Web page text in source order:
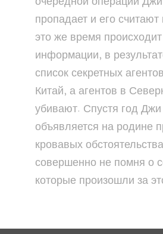
пропадает и его
это же время происходит
информации, в
список секретных
Китай, а агентов в
убивают. Спустя год
объявляется на родине
кровавых
совершенно не помня о
которые произошли за